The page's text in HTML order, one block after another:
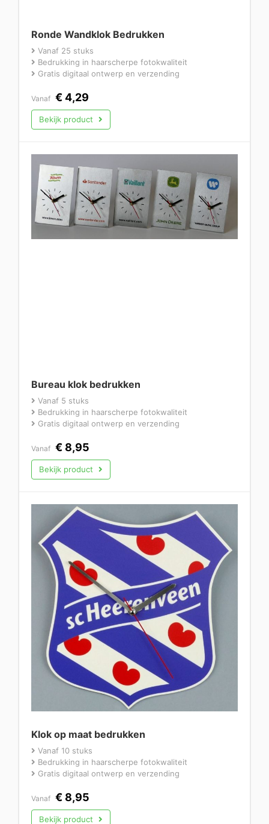
Ronde Wandklok Bedrukken
Vanaf 25 stuks
Bedrukking in haarscherpe fotokwaliteit
Gratis digitaal ontwerp en verzending
Vanaf €4,29
Bekijk product
Bureau klok bedrukken
Vanaf 5 stuks
Bedrukking in haarscherpe fotokwaliteit
Gratis digitaal ontwerp en verzending
Vanaf € 8,95
Bekijk product
Klok op maat bedrukken
Vanaf 10 stuks
Bedrukking in haarscherpe fotokwaliteit
Gratis digitaal ontwerp en verzending
Vanaf € 8,95
Bekijk product